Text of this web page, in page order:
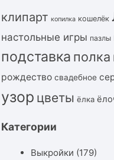
клипарт копилка кошелёк
настольные игры пазлы
подставка полка
рождество свадебное
узор цветы ёлка
Категории
Выкройки (179)